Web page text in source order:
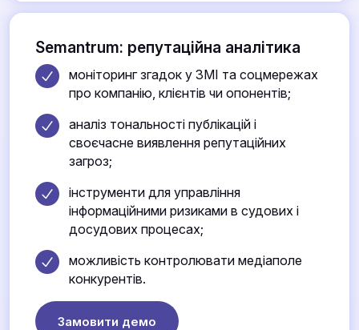
Semantrum: репутаційна аналітика
моніторинг згадок у ЗМІ та соцмережах
про компанію, клієнтів чи опонентів;
аналіз тональності публікацій і
своєчасне виявлення репутаційних
загроз;
інструменти для управління
інформаційними ризиками в судових і
досудових процесах;
можливість контролювати медіаполе
конкурентів.
Замовити демо